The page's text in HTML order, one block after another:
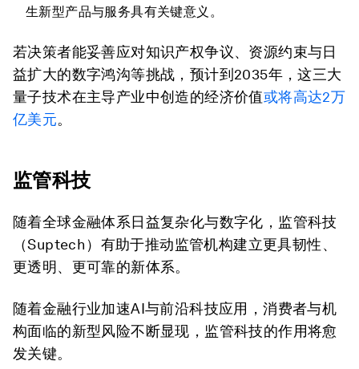
生新型产品与服务具有关键意义。
若决策者能妥善应对知识产权争议、资源约束与日
益扩大的数字鸿沟等挑战，预计到2035年，这三大
量子技术在主导产业中创造的经济价值或将高达2万
亿美元。
监管科技
随着全球金融体系日益复杂化与数字化，监管科技
（Suptech）有助于推动监管机构建立更具韧性、
更透明、更可靠的新体系。
随着金融行业加速AI与前沿科技应用，消费者与机
构面临的新型风险不断显现，监管科技的作用将愈
发关键。